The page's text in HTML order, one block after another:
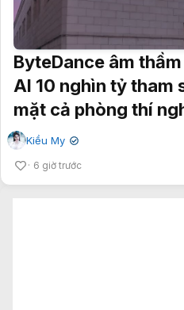
ByteDance âm
AI 10 nghìn tỷ tham
mặt cả phòng thí
Kiều My ✔
6 giờ trước